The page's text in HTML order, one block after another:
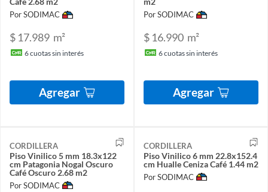
Por SODIMAC
$ 17.989 m²
6cuotas sin interés
Agregar
Por SODIMAC
$ 16.990 m²
6cuotas sin interés
Agregar
CORDILLERA
Piso Vinilico 5 mm 18.3x122
cm Patagonia Nogal Oscuro
Café Oscuro 2.68 m2
Por SODIMAC
CORDILLERA
Piso Vinilico 6 mm 22.8x152.4
cm Hualle Ceniza Café 1.44 m2
Por SODIMAC